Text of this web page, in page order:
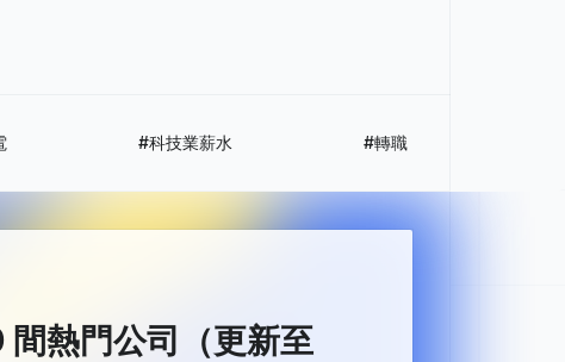
#科技業薪水 #轉職
熱門公司（更新至